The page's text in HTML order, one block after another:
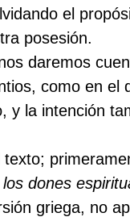
el
posesión.
daremos
como en el
y la intención
dones
griega, no